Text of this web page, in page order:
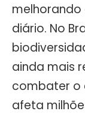
diário. No
ainda mais
combater o
afeta